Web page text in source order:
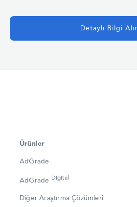
Ürünler
AdGrade
AdGrade Digital
Diğer Araştırma Çözümleri